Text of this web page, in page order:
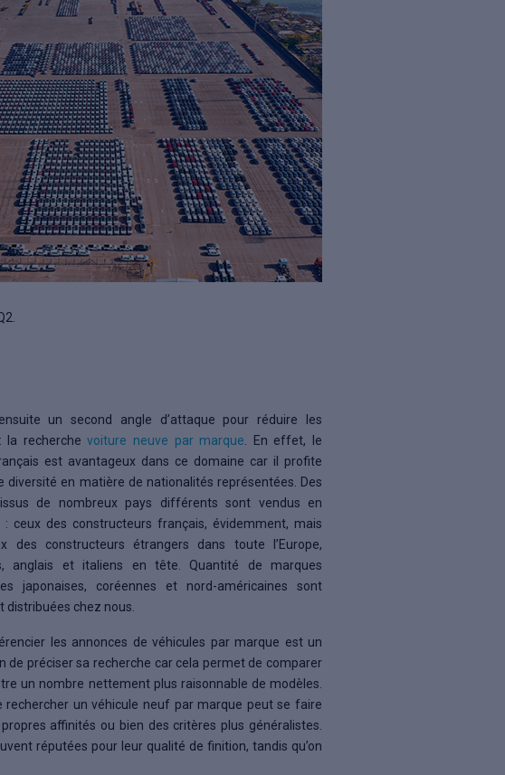
un second angle d’attaque pour réduire les
la recherchevoiture neuve par marque . En effet, le
est avantageux dans ce domaine car il profite
diversité en matière de nationalités représentées. Des
de nombreux pays différents sont vendus en
: ceux des constructeurs français, évidemment, mais
des constructeurs étrangers dans toute l’Europe,
anglais et italiens en tête. Quantité de marques
japonaises, coréennes et nord-américaines sont
distribuées chez nous.
les annonces de véhicules par marque est un
de préciser sa recherche car cela permet de comparer
un nombre nettement plus raisonnable de modèles.
rechercher un véhicule neuf par marque peut se faire
affinités ou bien des critères plus généralistes.
réputées pour leur qualité de finition, tandis qu’on